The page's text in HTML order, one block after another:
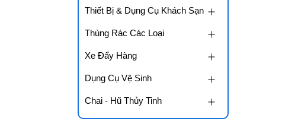
Thiết Bị & Dụng Cụ Khách Sạn
Thùng Rác Các Loại
Xe Đẩy Hàng
Dụng Cụ Vệ Sinh
Chai - Hũ Thủy Tinh